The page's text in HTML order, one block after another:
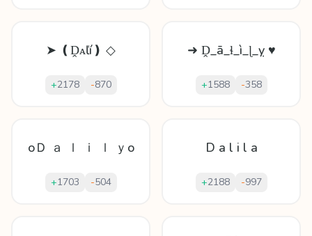
➤ ❪Ḓᴀľí❫ ◇
+2178 -870
➜ Ḓ_ā_ɬ_ì_ɭ_ỵ ♥
+1588 -358
oＤ ａ ｌ ｉ ｌ ｙo
+1703 -504
D a l i l a
+2188 -997